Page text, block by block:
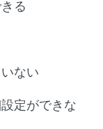
る
ない
定ができな